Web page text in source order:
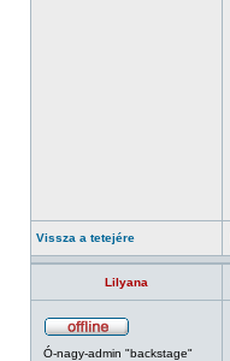
Vissza a tetejére
Lilyana
Ó-nagy-admin "backstage"